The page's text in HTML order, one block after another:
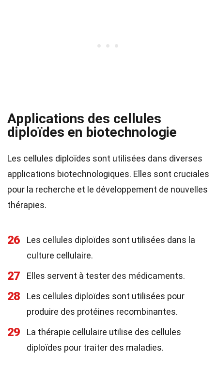
Applications des cellules
diploïdes en biotechnologie
Les cellules diploïdes sont utilisées dans diverses
applications biotechnologiques. Elles sont cruciales
pour la recherche et le développement de nouvelles
thérapies.
26
Les cellules diploïdes sont utilisées dans la
culture cellulaire.
27 Elles servent à tester des médicaments.
28
Les cellules diploïdes sont utilisées pour
produire des protéines recombinantes.
29
La thérapie cellulaire utilise des cellules
diploïdes pour traiter des maladies.